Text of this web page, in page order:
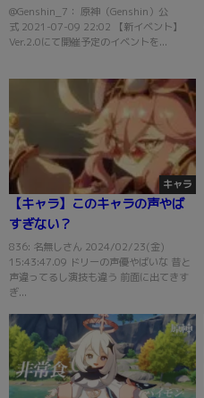
ベント一覧ｷﾀ━━━(ﾟ
∀ﾟ)━━━!!
@Genshin_7： 原神（Genshin）公
式 2021-07-09 22:02 【新イベント】
Ver.2.0にて開催予定のイベントを...
キャラ
【キャラ】このキャラの声やば
すぎない？
836: 名無しさん 2024/02/23(金)
15:43:47.09 ドリーの声優やばいな 昔と
声違ってるし演技も違う 前面に出てきす
ぎ...